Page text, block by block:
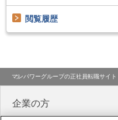
閲覧履歴
マンパワーグループの正社員転職サイト
企業の方